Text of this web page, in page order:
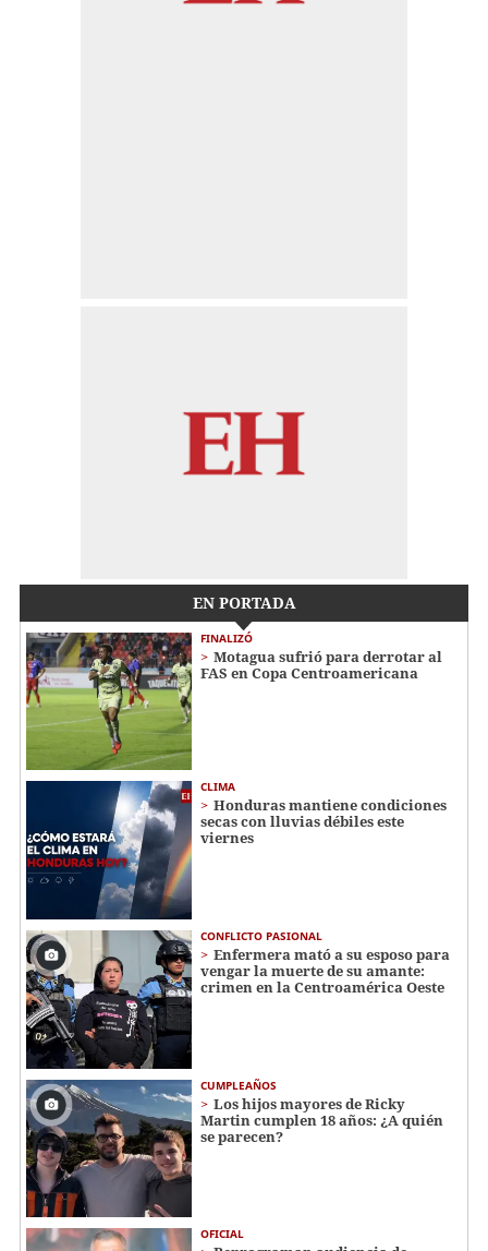
EN PORTADA
FINALIZÓ
Motagua sufrió para derrotar al
FAS en Copa Centroamericana
CLIMA
Honduras mantiene condiciones
secas con lluvias débiles este
viernes
CONFLICTO PASIONAL
Enfermera mató a su esposo para
vengar la muerte de su amante:
crimen en la Centroamérica Oeste
CUMPLEAÑOS
Los hijos mayores de Ricky
Martin cumplen 18 años: ¿A quién
se parecen?
OFICIAL